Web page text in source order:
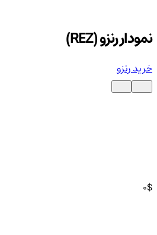
نمودار رنزو (REZ)
خرید رنزو
0$